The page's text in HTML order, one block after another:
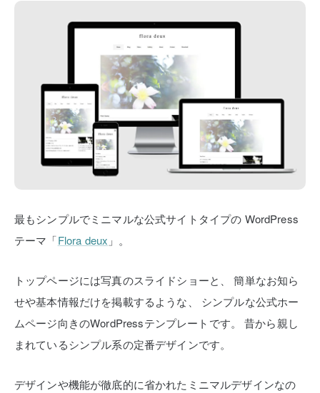
最もシンプルでミニマルな公式サイトタイプの WordPress
テーマ「Flora deux 」。
トップページには写真のスライドショーと、
簡単なお知ら
せや基本情報だけを掲載するような、
シンプルな公式ホー
ムページ向きのWordPressテンプレートです。
昔から親し
まれているシンプル系の定番デザインです。
デザインや機能が徹底的に省かれたミニマルデザインなの